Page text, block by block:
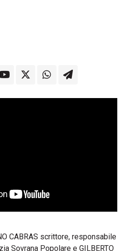
CABRAS scrittore, responsabile
Sovrana Popolare e GILBERTO